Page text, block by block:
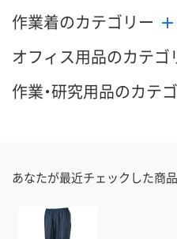
作業着のカテゴリー
オフィス用品のカテゴ
作業・研究用品のカテ
あなたが最近チェックした商品